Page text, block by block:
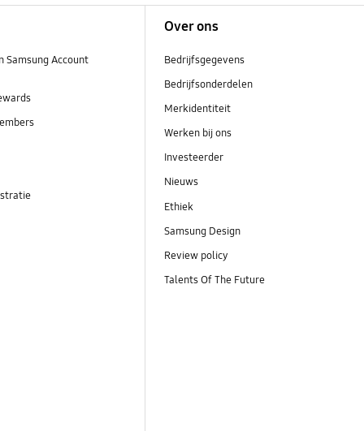
Samsung Account
Over ons
Bedrijfsgegevens
Bedrijfsonderdelen
Merkidentiteit
Werken bij ons
Investeerder
Nieuws
Ethiek
Samsung Design
Review policy
Talents Of The Future